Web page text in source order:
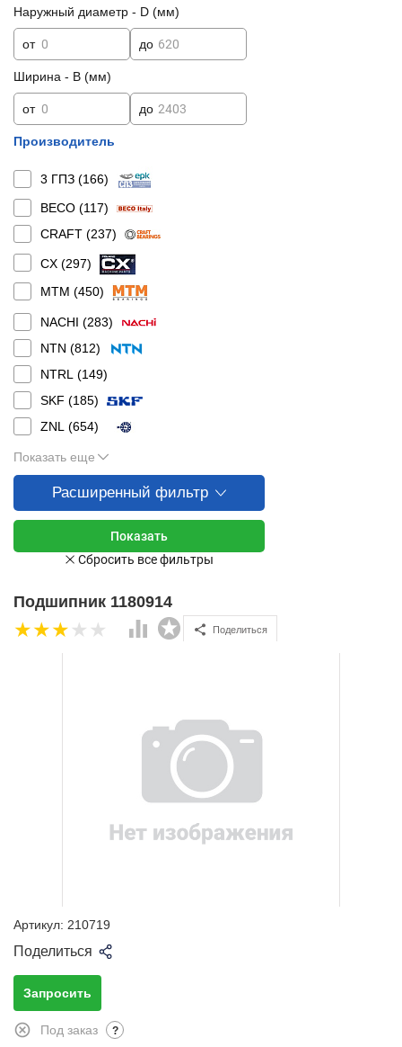
Наружный диаметр - D (мм)
от до
Ширина - B (мм)
от до
Производитель
3 ГПЗ (166)
BECO (117)
CRAFT (237)
CX (297)
MTM (450)
NACHI (283)
NTN (812)
NTRL (149)
SKF (185)
ZNL (654)
Показать еще
Расширенный фильтр
Подшипник 1180914
Поделиться
Артикул: 210719
Поделиться
Запросить
Под заказ ?